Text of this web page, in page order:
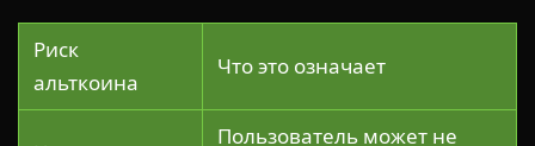
Риск
альткоина
Что это означает
Пользователь может не